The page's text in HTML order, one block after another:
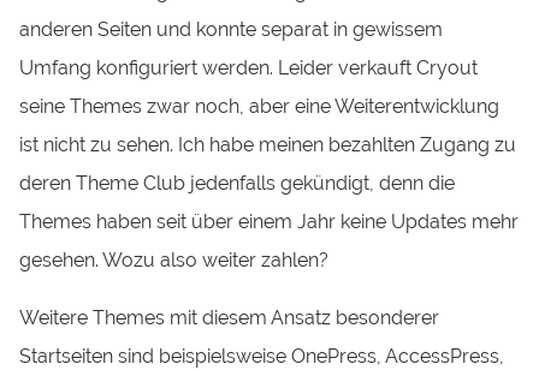
anderen Seiten und konnte separat in gewissem
Umfang konfiguriert werden. Leider verkauft Cryout
seine Themes zwar noch, aber eine Weiterentwicklung
ist nicht zu sehen. Ich habe meinen bezahlten Zugang zu
deren Theme Club jedenfalls gekündigt, denn die
Themes haben seit über einem Jahr keine Updates mehr
gesehen. Wozu also weiter zahlen?
Weitere Themes mit diesem Ansatz besonderer
Startseiten sind beispielsweise OnePress, AccessPress,